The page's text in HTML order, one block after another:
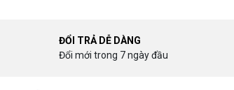
ĐỔI TRẢ DỄ DÀNG
Đổi mới trong 7 ngày đầu